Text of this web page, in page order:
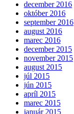
december 2016
október 2016
september 2016
august 2016
marec 2016
december 2015
november 2015
august 2015
júl 2015
jún 2015
apríl 2015
marec 2015
január 2015